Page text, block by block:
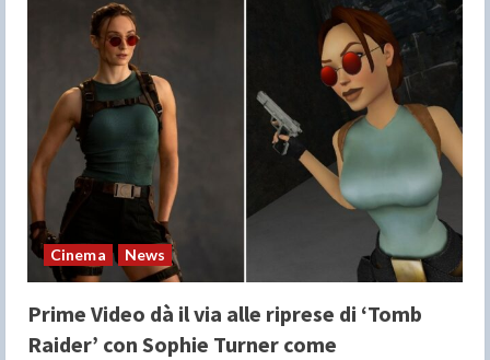
RAGAZZO
DEL
FUTURO
di
Hayao
Miyazaki
arriva
finalmente
cinema
montato
dagli
ultimi
episodi
della
serie
Cinema News
Prime Video dà il via alle riprese di ‘Tomb
Raider’ con Sophie Turner come